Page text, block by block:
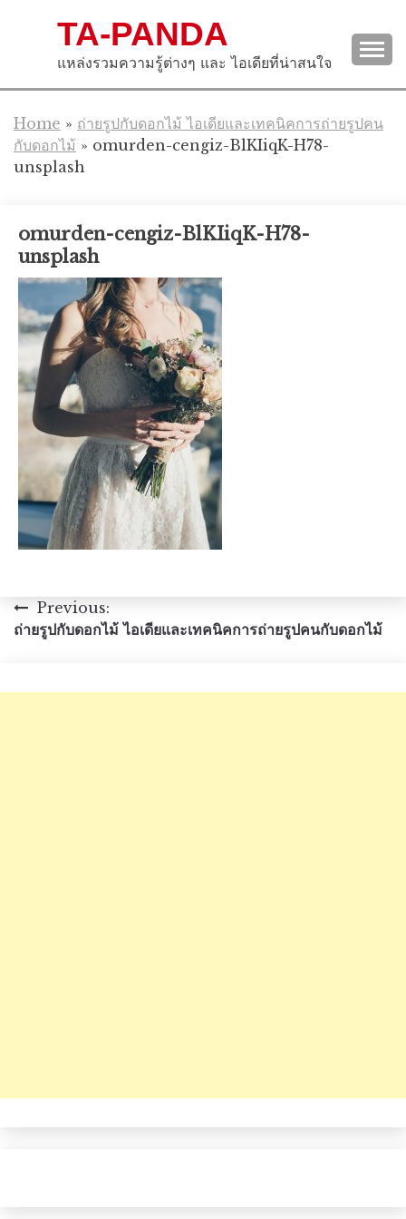
TA-PANDA
แหล่งรวมความรู้ต่างๆ และ ไอเดียที่น่าสนใจ
Home » ถ่ายรูปกับดอกไม้ ไอเดียและเทคนิคการถ่ายรูปคน
กับดอกไม้ » omurden-cengiz-BlKIiqK-H78-
unsplash
omurden-cengiz-BlKIiqK-H78-
unsplash
แนะแนว
เรื่อง
Previous:
ถ่ายรูปกับดอกไม้ ไอเดียและเทคนิคการถ่ายรูปคนกับดอกไม้